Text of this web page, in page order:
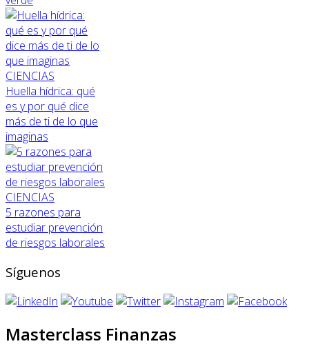
CIENCIAS
Huella hídrica: qué
es y por qué dice
más de ti de lo que
imaginas
CIENCIAS
5 razones para
estudiar prevención
de riesgos laborales
Síguenos
Masterclass Finanzas